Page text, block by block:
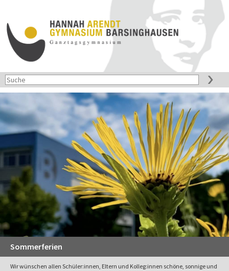
Sommerferien
Wir wünschen allen Schüler:innen, Eltern und Kolleg:innen schöne, sonnige und